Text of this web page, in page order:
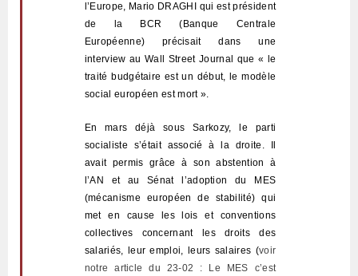
l’Europe, Mario DRAGHI qui est président
de la BCR (Banque Centrale
Européenne) précisait dans une
interview au Wall Street Journal que « le
traité budgétaire est un début, le modèle
social européen est mort ».
En mars déjà sous Sarkozy,
le parti
socialiste s’était associé à la droite. Il
avait permis grâce à son abstention à
l’AN et au Sénat l’adoption du MES
(mécanisme européen de stabilité) qui
met en cause les lois et conventions
collectives concernant les droits des
salariés, leur emploi, leurs salaires (voir
notre article du 23-02 : Le MES c’est